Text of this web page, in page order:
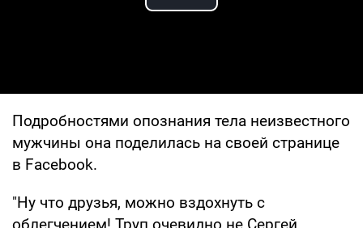
Play Video
Подробностями опознания тела неизвестного
мужчины она поделилась на своей странице
в Facebook.
"Ну что друзья, можно вздохнуть с
облегчением! Труп очевидно не Сергей